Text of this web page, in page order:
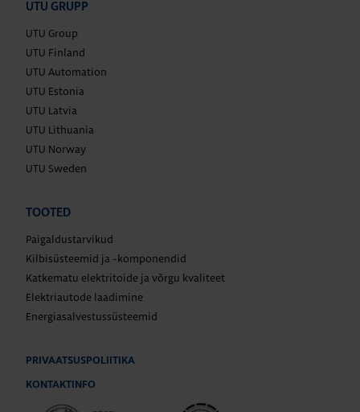
UTU GRUPP
UTU Group
UTU Finland
UTU Automation
UTU Estonia
UTU Latvia
UTU Lithuania
UTU Norway
UTU Sweden
TOOTED
Paigaldustarvikud
Kilbisüsteemid ja -komponendid
Katkematu elektritoide ja võrgu kvaliteet
Elektriautode laadimine
Energiasalvestussüsteemid
PRIVAATSUSPOLIITIKA
KONTAKTINFO